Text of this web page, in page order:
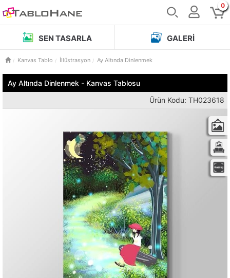
0
SEN TASARLA GALERI
Kanvas Tablo İllüstrasyon Ay Altında Dinlenmek
Ay Altında Dinlenmek - Kanvas Tablosu
Ürün Kodu: TH023618